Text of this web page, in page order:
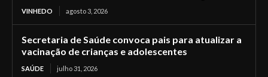
VINHEDO agosto 3, 2026
Secretaria de Saúde convoca pais para atualizar a
vacinação de crianças e adolescentes
SAÚDE julho 31, 2026